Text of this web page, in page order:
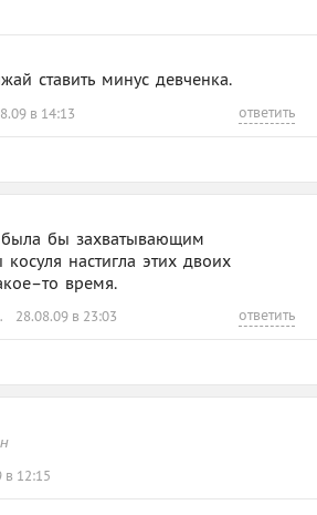
ставить минус девченка.
в 14:13 ответить
бы захватывающим
настигла этих двоих
время.
28.08.09 в 23:03 ответить
в 12:15